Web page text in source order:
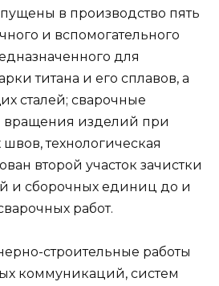
в производство пять
и вспомогательного
для
титана и его сплавов, а
сталей; сварочные
изделий при
технологическая
второй участок зачистки
и сборочных единиц до и
работ.
строительные работы
коммуникаций, систем